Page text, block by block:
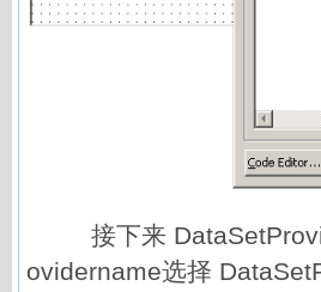
接下来
ovidername选择